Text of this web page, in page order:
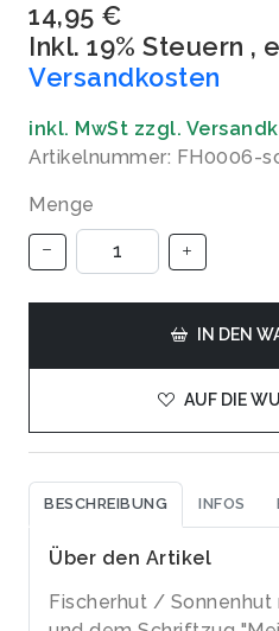
14,95 €
Inkl. 19% Steuern ,
Versandkosten
inkl. MwSt zzgl.
Artikelnummer: FH0006-
Menge
IN DEN
AUF DIE
BESCHREIBUNG INFOS
Über den Artikel
Fischerhut / Sonnenhut